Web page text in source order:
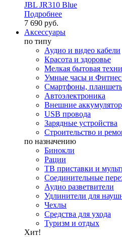
JBL JR310 Blue
Подробнее
7 690 руб.
Аксессуары
по типу
Аудио и видео кабели
Красота и здоровье
Мелкая бытовая
Умные часы и Фитнес
Смартфоны,
Автоэлектроника
Внешние
USB провода
Зарядные устройства
Строительство и
по назначению
Бинокли
Рации
ТВ приставки и
Соединительные
Аудио разветвители
Удлинители для
Чехлы
Средства для ухода
Туризм и отдых
Хит!